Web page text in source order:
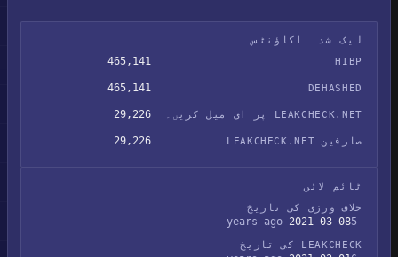
لیک شدہ اکاؤنٹس
HIBP
465,141
DEHASHED
465,141
LEAKCHECK.NET پر ای میل کریں۔ 29,226
صارفین LEAKCHECK.NET 29,226
ٹائم لائن
خلاف ورزی کی تاریخ
2021-03-08
LEAKCHECK کی تاریخ